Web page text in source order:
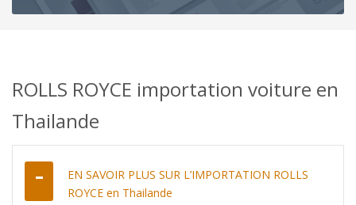
ROLLS ROYCE importation voiture en
Thailande
EN SAVOIR PLUS SUR L’IMPORTATION ROLLS
ROYCE en Thailande